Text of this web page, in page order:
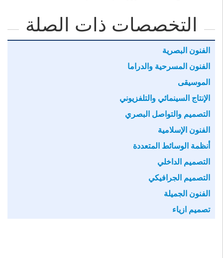
التخصصات ذات الصلة
الفنون البصرية
الفنون المسرحية والدراما
الموسيقى
الإنتاج السينمائي والتلفزيوني
التصميم والتواصل البصري
الفنون الإسلامية
أنظمة الوسائط المتعددة
التصميم الداخلي
التصميم الجرافيكي
الفنون الجميلة
تصميم ازياء